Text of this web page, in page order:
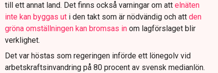
till ett annat land. Det finns också varningar om att elnäten
inte kan byggas ut i den takt som är nödvändig och att den
gröna omställningen kan bromsas in om lagförslaget blir
verklighet.
Det var höstas som regeringen införde ett lönegolv vid
arbetskraftsinvandring på 80 procent av svensk medianlön.